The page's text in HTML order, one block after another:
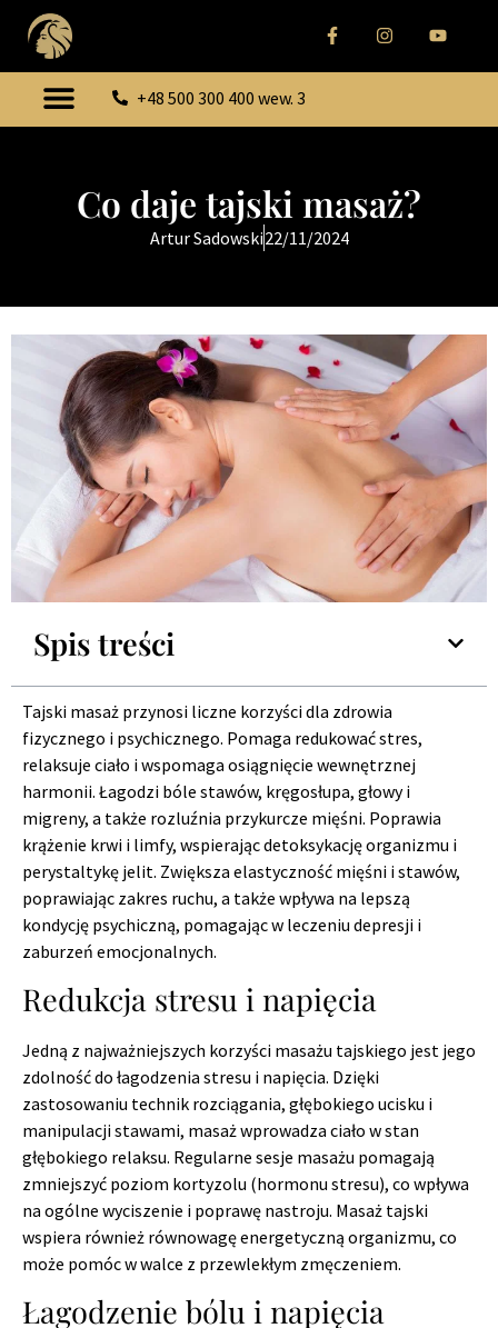
+48 500 300 400 wew. 3
Co daje tajski masaż?
Artur Sadowski22/11/2024
Spis treści
Tajski masaż przynosi liczne korzyści dla zdrowia
fizycznego i psychicznego. Pomaga redukować stres,
relaksuje ciało i wspomaga osiągnięcie wewnętrznej
harmonii. Łagodzi bóle stawów, kręgosłupa, głowy i
migreny, a także rozluźnia przykurcze mięśni. Poprawia
krążenie krwi i limfy, wspierając detoksykację organizmu i
perystaltykę jelit. Zwiększa elastyczność mięśni i stawów,
poprawiając zakres ruchu, a także wpływa na lepszą
kondycję psychiczną, pomagając w leczeniu depresji i
zaburzeń emocjonalnych.
Redukcja stresu i napięcia
Jedną z najważniejszych korzyści masażu tajskiego jest jego
zdolność do łagodzenia stresu i napięcia. Dzięki
zastosowaniu technik rozciągania, głębokiego ucisku i
manipulacji stawami, masaż wprowadza ciało w stan
głębokiego relaksu. Regularne sesje masażu pomagają
zmniejszyć poziom kortyzolu (hormonu stresu), co wpływa
na ogólne wyciszenie i poprawę nastroju. Masaż tajski
wspiera również równowagę energetyczną organizmu, co
może pomóc w walce z przewlekłym zmęczeniem.
Łagodzenie bólu i napięcia